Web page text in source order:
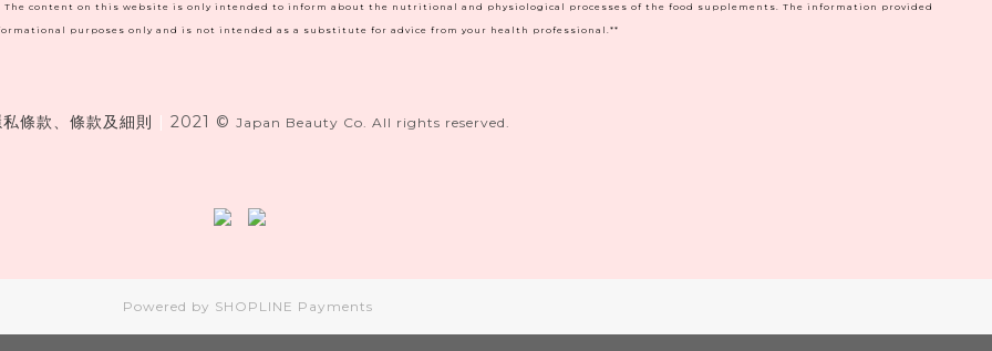
content on this website is only intended to inform about the nutritional and physiological processes of the food supplements. The information provided
purposes only and is not intended as a substitute for advice from your health professional.**
條款、條款及細則 2021 © Japan Beauty Co. All rights reserved.
Powered by SHOPLINE Payments